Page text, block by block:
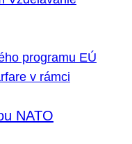
programu EÚ
v rámci
NATO